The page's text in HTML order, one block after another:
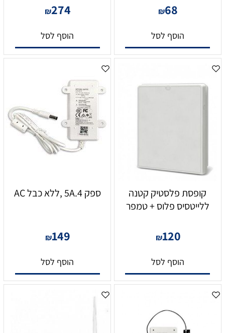
₪68
הוסף לסל
₪274
הוסף לסל
קופסת פלסטיק קטנה
ללייטסיס פלוס + טמפר
₪120
הוסף לסל
ספק 5A.4 ,ללא כבל AC
₪149
הוסף לסל